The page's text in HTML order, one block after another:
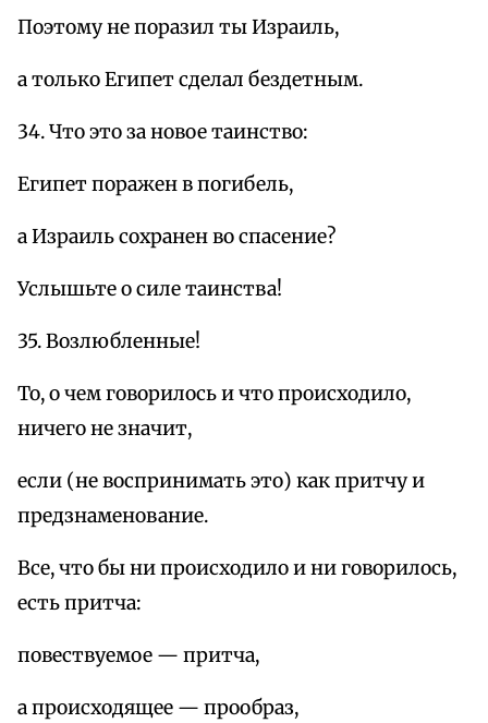
Поэтому не поразил ты Израиль,
а только Египет сделал бездетным.
34. Что это за новое таинство:
Египет поражен в погибель,
а Израиль сохранен во спасение?
Услышьте о силе таинства!
35. Возлюбленные!
То, о чем говорилось и что происходило,
ничего не значит,
если (не воспринимать это) как притчу и
предзнаменование.
Все, что бы ни происходило и ни говорилось,
есть притча:
повествуемое — притча,
а происходящее — прообраз,